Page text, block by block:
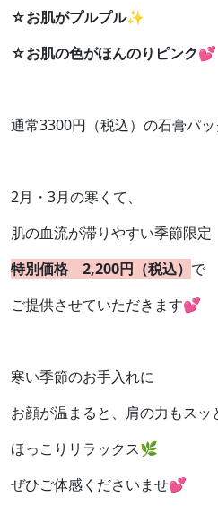
☆お肌がプルプル✨
☆お肌の色がほんのりピンク💕
通常3300円（税込）の石膏パッ
2月・ 3月の寒くて、
肌の血流が滞りやすい季節限定
特別価格 2,200円（税込） で
ご提供させていただきます💕
寒い季節のお手入れに
お顔が温まると、肩の力もスッ
ほっこりリラックス🌿
ぜひご体感くださいませ💕